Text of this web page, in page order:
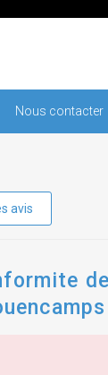
Nous contacter
avis